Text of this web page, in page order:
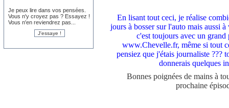
Je peux lire dans vos pensées.
Vous n'y croyez pas ? Essayez !
Vous n'en reviendrez pas...
En lisant tout ceci, je réalise
jours à bosser sur l'auto mais aussi
c'est toujours avec un
www.Chevelle.fr, même si tout
pensiez que j'étais journaliste ???
donnerais quelques
Bonnes poignées de mains à
prochaine